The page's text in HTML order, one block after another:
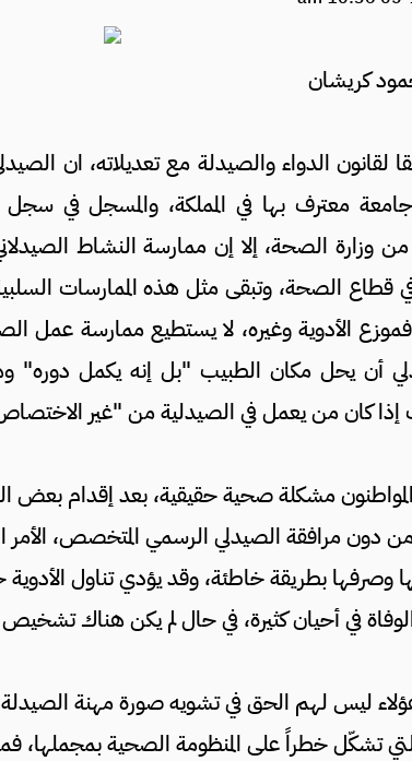
كريشان
لقانون الدواء والصيدلة مع تعديلاته، ان
معترف بها في المملكة، والمسجل في سجل
من وزارة الصحة، إلا إن ممارسة النشاط
قطاع الصحة، وتبقى مثل هذه الممارسات
فموزع الأدوية وغيره، لا يستطيع ممارسة عمل
أن يحل مكان الطبيب "بل إنه يكمل دوره"
كان من يعمل في الصيدلية من "غير
مشكلة صحية حقيقية، بعد إقدام
مرافقة الصيدلي الرسمي المتخصص، الأمر
وصرفها بطريقة خاطئة، وقد يؤدي تناول
الوفاة في أحيان كثيرة، في حال لم يكن هناك
ليس لهم الحق في تشويه صورة مهنة الصيدلة
تشكّل خطراً على المنظومة الصحية